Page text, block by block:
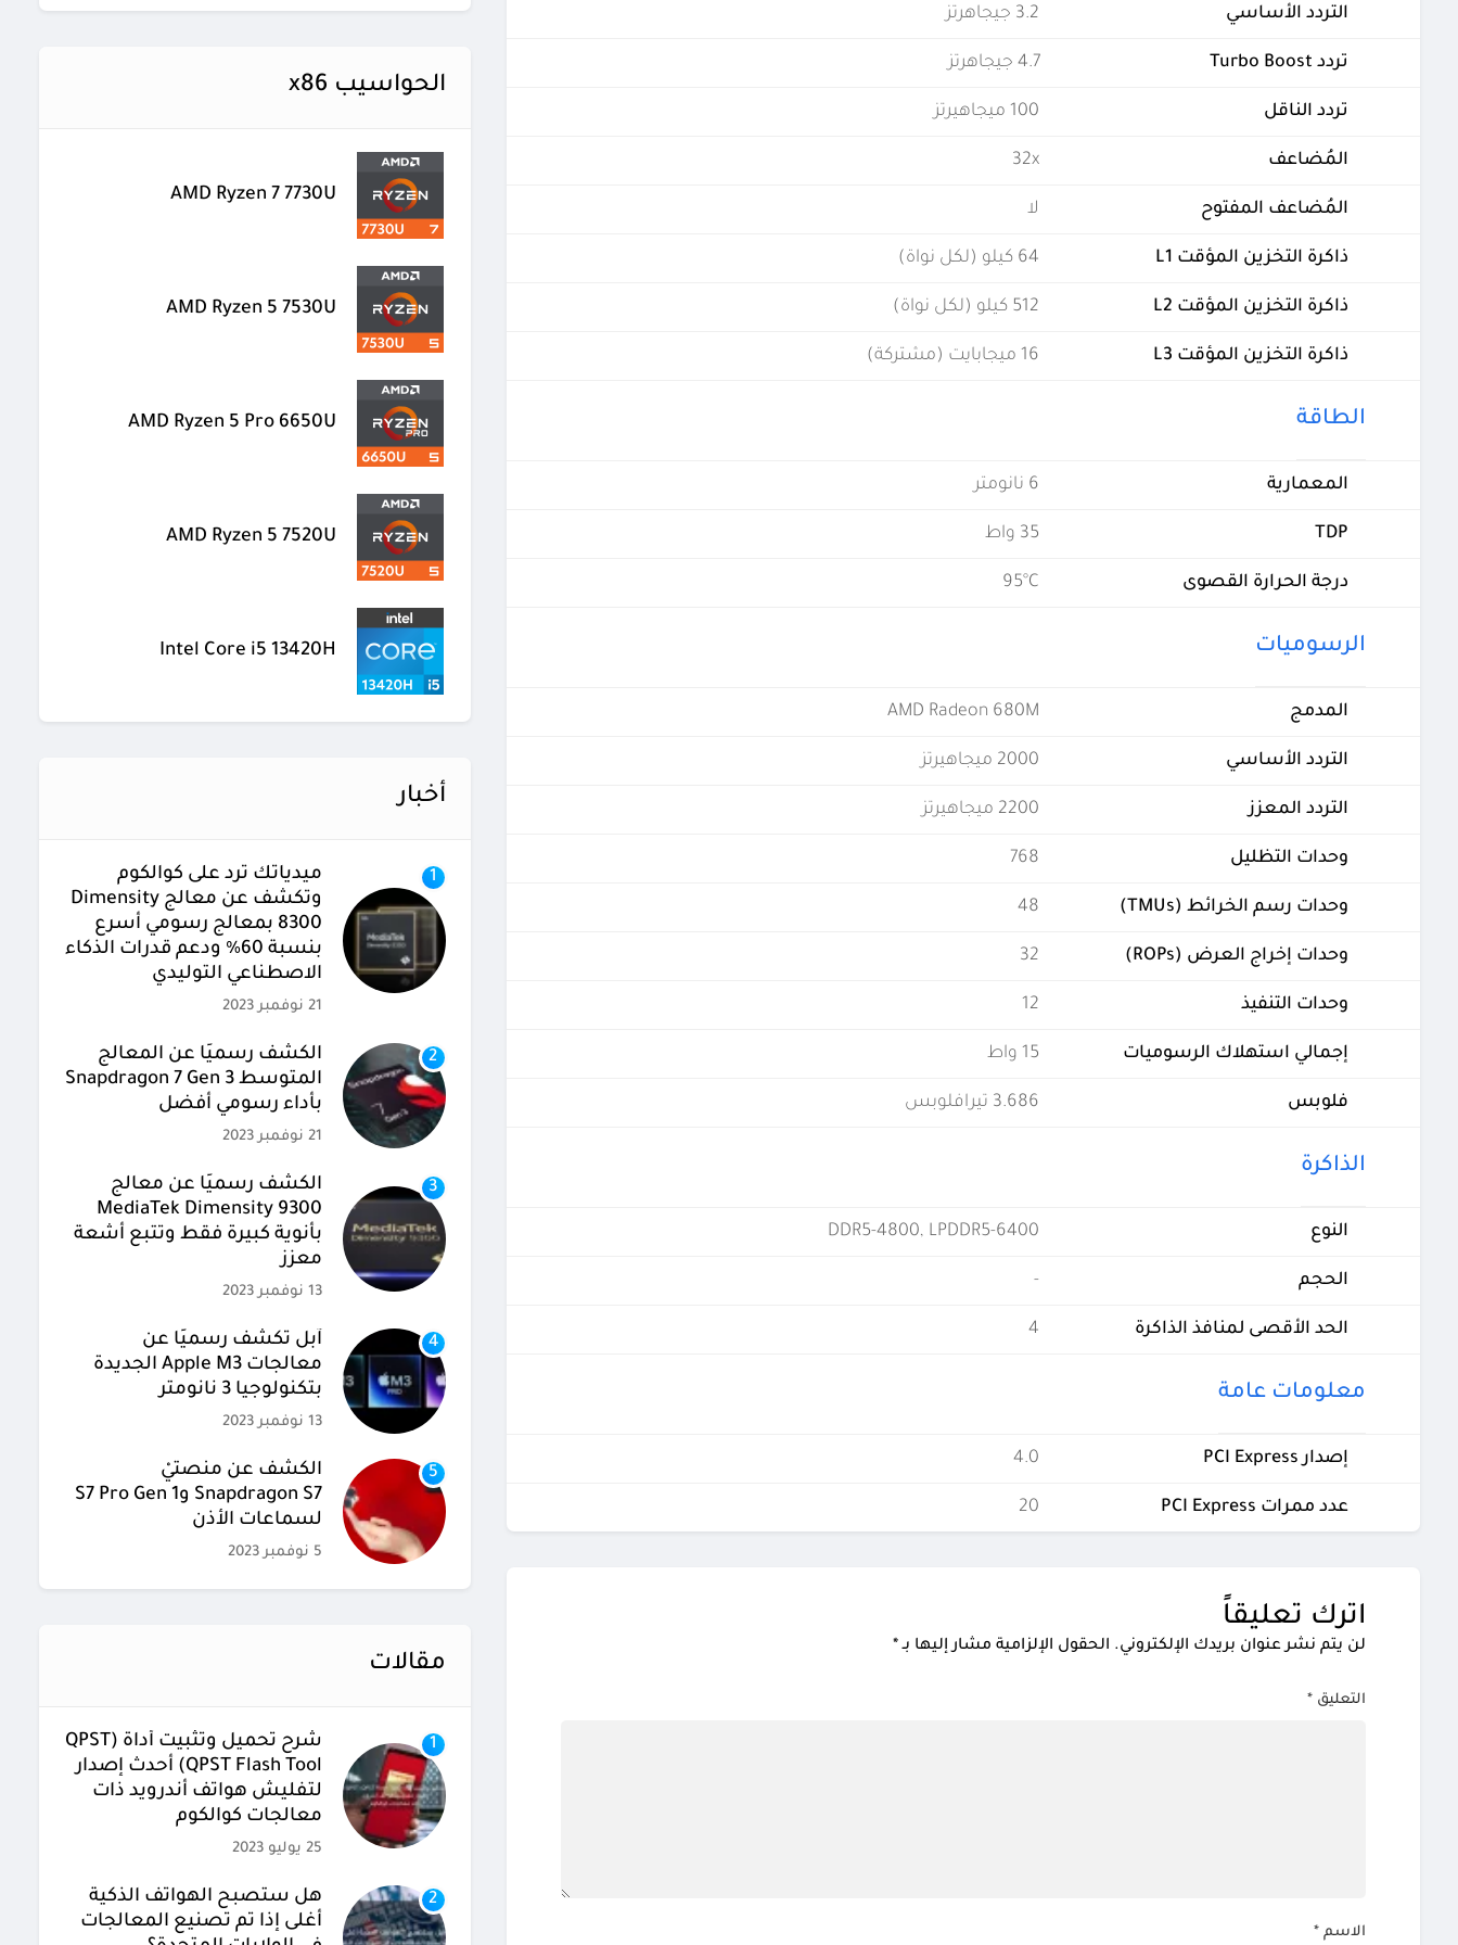
التردد الأساسي 3.2 جيجاهرتز
تردد Turbo Boost 4.7 جيجاهرتز
تردد الناقل 100 ميجاهيرتز
المُضاعف 32x
المُضاعف المفتوح لا
ذاكرة التخزين المؤقت L1 64 كيلو (لكل نواة)
ذاكرة التخزين المؤقت L2 512 كيلو (لكل نواة)
ذاكرة التخزين المؤقت L3 16 ميجابايت (مشتركة)
الطاقة
المعمارية 6 نانومتر
TDP 35 واط
درجة الحرارة القصوى 95°C
الرسوميات
المدمج AMD Radeon 680M
التردد الأساسي 2000 ميجاهيرتز
التردد المعزز 2200 ميجاهيرتز
وحدات التظليل 768
وحدات رسم الخرائط (TMUs) 48
وحدات إخراج العرض (ROPs) 32
وحدات التنفيذ 12
إجمالي استهلاك الرسوميات 15 واط
فلوبس 3.686 تيرافلوبس
الذاكرة
النوع DDR5-4800, LPDDR5-6400
الحجم -
الحد الأقصى لمنافذ الذاكرة 4
معلومات عامة
إصدار PCI Express 4.0
عدد ممرات PCI Express 20
اترك تعليقاً
لن يتم نشر عنوان بريدك الإلكتروني. الحقول الإلزامية مشار إليها بـ*
التعليق*
الاسم*
الحواسيب x86
AMD Ryzen 7 7730U
AMD Ryzen 5 7530U
AMD Ryzen 5 Pro 6650U
AMD Ryzen 5 7520U
Intel Core i5 13420H
أخبار
1
ميدياتك ترد على كوالكوم
وتكشف عن معالج Dimensity
8300 بمعالج رسومي أسرع
بنسبة 60% ودعم قدرات الذكاء
الاصطناعي التوليدي
21 نوفمبر 2023
2
الكشف رسميًا عن المعالج
المتوسط Snapdragon 7 Gen 3
بأداء رسومي أفضل
21 نوفمبر 2023
3
الكشف رسميًا عن معالج
MediaTek Dimensity 9300
بأنوية كبيرة فقط وتتبع أشعة
معزز
13 نوفمبر 2023
4
آبل تكشف رسميًا عن
معالجات Apple M3 الجديدة
بتكنولوجيا 3 نانومتر
13 نوفمبر 2023
5
الكشف عن منصتيْ
Snapdragon S7 وS7 Pro Gen 1
لسماعات الأذن
5 نوفمبر 2023
مقالات
1
شرح تحميل وتثبيت أداة (QPST
(QPST Flash Tool أحدث إصدار
لتفليش هواتف أندرويد ذات
معالجات كوالكوم
25 يوليو 2023
2
هل ستصبح الهواتف الذكية
أغلى إذا تم تصنيع المعالجات